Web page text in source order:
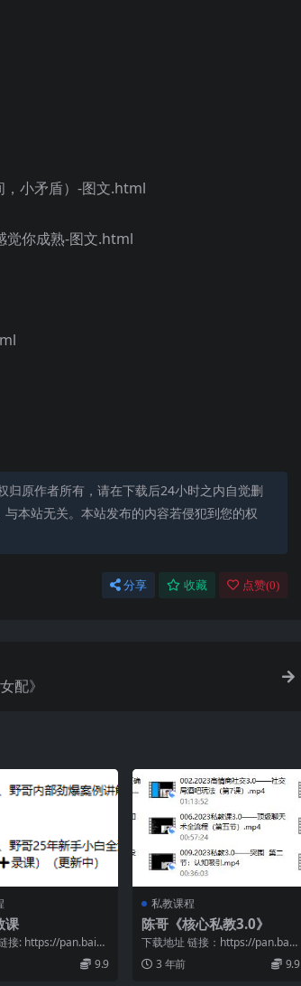
，小矛盾）-图文.html
觉你成熟-图文.html
归原作者所有，请在下载后24小时之内自觉删
本站无关。本站发布的内容若侵犯到您的权
分享 收藏 点赞(0)
配》
课
接: https://pan.baid
9.9
私教课程
陈哥《核心私教3.0》
下载地址 链接：https://pan.baid
u.com/s/1YlygJGR...
3 年前 9.9